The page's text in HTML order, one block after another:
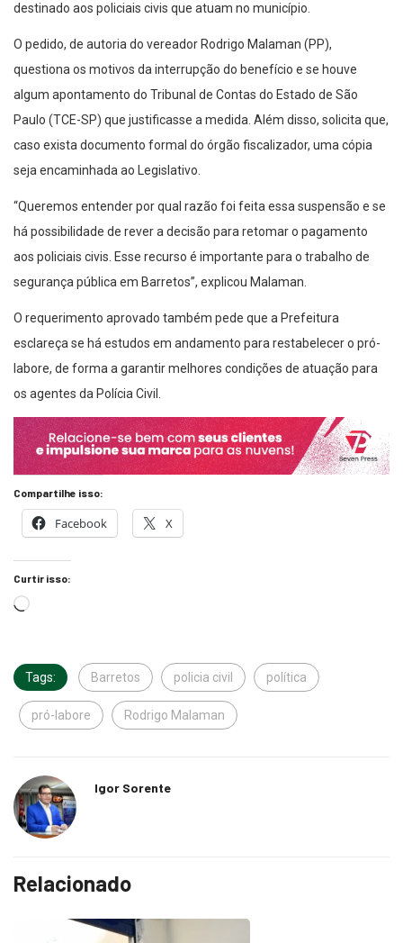
destinado aos policiais civis que atuam no município.
O pedido, de autoria do vereador Rodrigo Malaman (PP),
questiona os motivos da interrupção do benefício e se houve
algum apontamento do Tribunal de Contas do Estado de São
Paulo (TCE-SP) que justificasse a medida. Além disso, solicita que,
caso exista documento formal do órgão fiscalizador, uma cópia
seja encaminhada ao Legislativo.
“Queremos entender por qual razão foi feita essa suspensão e se
há possibilidade de rever a decisão para retomar o pagamento
aos policiais civis. Esse recurso é importante para o trabalho de
segurança pública em Barretos”, explicou Malaman.
O requerimento aprovado também pede que a Prefeitura
esclareça se há estudos em andamento para restabelecer o pró-
labore, de forma a garantir melhores condições de atuação para
os agentes da Polícia Civil.
Compartilhe isso:
Facebook X
Curtir isso:
Tags: Barretos policia civil política
pró-labore Rodrigo Malaman
Igor Sorente
Relacionado